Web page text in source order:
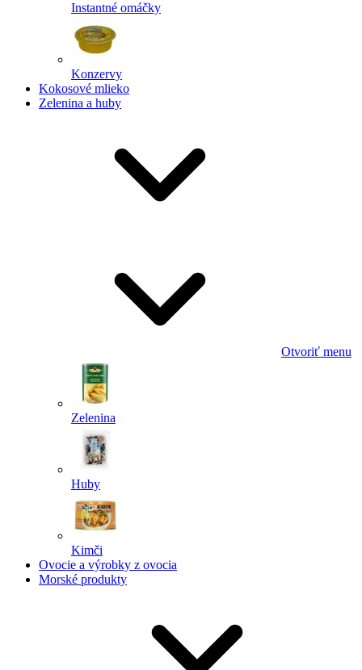
Instantné omáčky
Konzervy
Kokosové mlieko
Zelenina a huby
Otvoriť menu
Zelenina
Huby
Kimči
Ovocie a výrobky z ovocia
Morské produkty